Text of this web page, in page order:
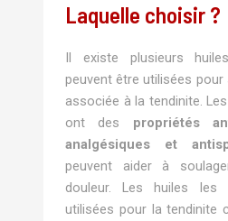
Laquelle choisir ?
Il existe plusieurs
peuvent être utilisées pour
associée à la tendinite.
ont des propriétés
analgésiques et
peuvent aider à
douleur. Les huiles les
utilisées pour la tendinite